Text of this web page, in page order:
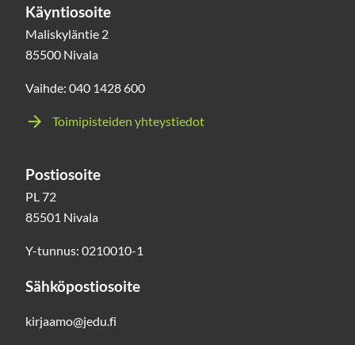
Käyntiosoite
Maliskyläntie 2
85500 Nivala
Vaihde: 040 1428 600
Toimipisteiden yhteystiedot
Postiosoite
PL 72
85501 Nivala
Y-tunnus: 0210010-1
Sähköpostiosoite
kirjaamo@jedu.fi